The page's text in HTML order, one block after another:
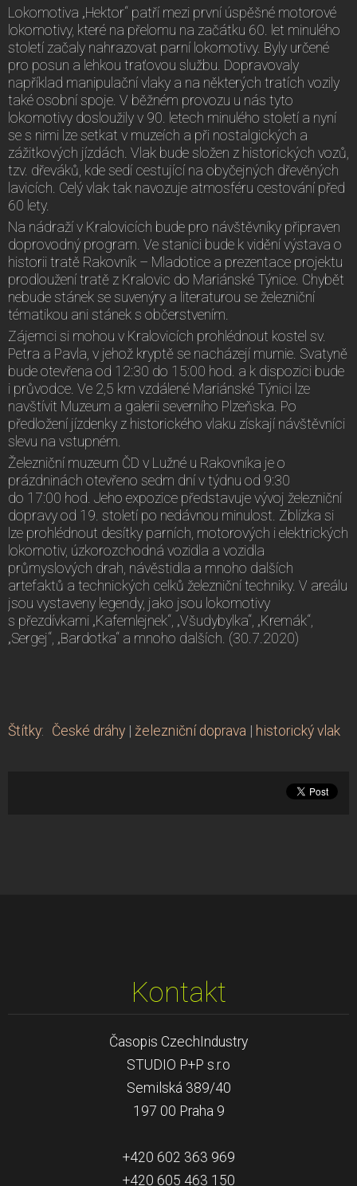
Lokomotiva „Hektor“ patří mezi první úspěšné motorové
lokomotivy, které na přelomu na začátku 60. let minulého
století začaly nahrazovat parní lokomotivy. Byly určené
pro posun a lehkou traťovou službu. Dopravovaly
například manipulační vlaky a na některých tratích vozily
také osobní spoje. V běžném provozu u nás tyto
lokomotivy dosloužily v 90. letech minulého století a nyní
se s nimi lze setkat v muzeích a při nostalgických a
zážitkových jízdách. Vlak bude složen z historických vozů,
tzv. dřeváků, kde sedí cestující na obyčejných dřevěných
lavicích. Celý vlak tak navozuje atmosféru cestování před
60 lety.
Na nádraží v Kralovicích bude pro návštěvníky připraven
doprovodný program. Ve stanici bude k vidění výstava o
historii tratě Rakovník – Mladotice a prezentace projektu
prodloužení tratě z Kralovic do Mariánské Týnice. Chybět
nebude stánek se suvenýry a literaturou se železniční
tématikou ani stánek s občerstvením.
Zájemci si mohou v Kralovicích prohlédnout kostel sv.
Petra a Pavla, v jehož kryptě se nacházejí mumie. Svatyně
bude otevřena od 12:30 do 15:00 hod. a k dispozici bude
i průvodce. Ve 2,5 km vzdálené Mariánské Týnici lze
navštívit Muzeum a galerii severního Plzeňska. Po
předložení jízdenky z historického vlaku získají návštěvníci
slevu na vstupném.
Železniční muzeum ČD v Lužné u Rakovníka je o
prázdninách otevřeno sedm dní v týdnu od 9:30
do 17:00 hod. Jeho expozice představuje vývoj železniční
dopravy od 19. století po nedávnou minulost. Zblízka si
lze prohlédnout desítky parních, motorových i elektrických
lokomotiv, úzkorozchodná vozidla a vozidla
průmyslových drah, návěstidla a mnoho dalších
artefaktů a technických celků železniční techniky. V areálu
jsou vystaveny legendy, jako jsou lokomotivy
s přezdívkami „Kafemlejnek“, „Všudybylka“, „Kremák“,
„Sergej“, „Bardotka“ a mnoho dalších. (30.7.2020)
Štítky: České dráhy | železniční doprava | historický vlak
Kontakt
Časopis CzechIndustry
STUDIO P+P s.r.o
Semilská 389/40
197 00 Praha 9
+420 602 363 969
+420 605 463 150